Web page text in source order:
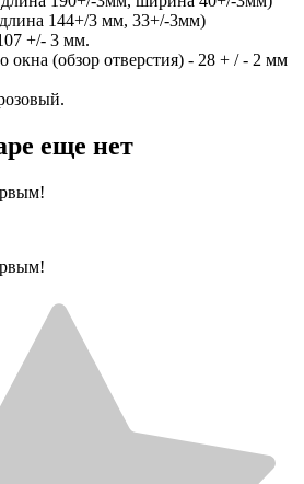
144+/3 мм, 33+/-3мм)
+/- 3 мм.
окна (обзор отверстия) - 28 + / - 2 мм
еще нет